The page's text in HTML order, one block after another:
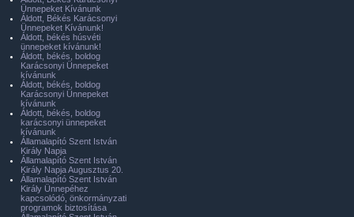
Ünnepeket Kívánunk
Áldott, Békés Karácsonyi
Ünnepeket Kívánunk!
Áldott, békés húsvéti
ünnepeket kívánunk!
Áldott, békés, boldog
Karácsonyi Ünnepeket
kívánunk
Áldott, békés, boldog
Karácsonyi Ünnepeket
kívánunk
Áldott, békés, boldog
karácsonyi ünnepeket
kívánunk
Államalapító Szent István
Király Napja
Államalapító Szent István
Király Napja Augusztus 20.
Államalapító Szent István
Király Ünnepéhez
kapcsolódó, önkormányzati
programok biztosítása